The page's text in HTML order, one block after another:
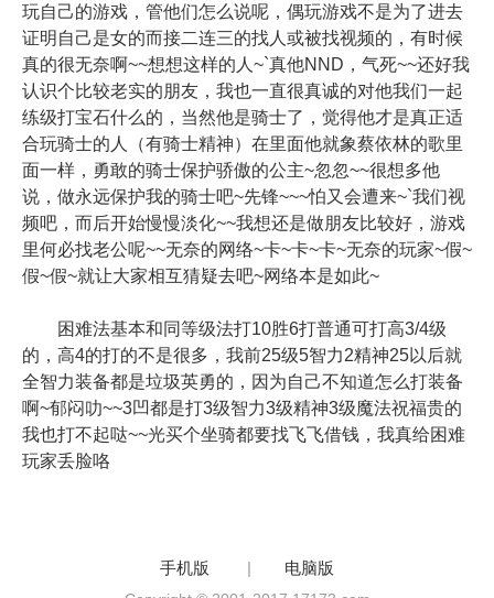
玩自己的游戏，管他们怎么说呢，偶玩游戏不是为了进去
证明自己是女的而接二连三的找人或被找视频的，有时候
真的很无奈啊~~想想这样的人~`真他NND，气死~~还好我
认识个比较老实的朋友，我也一直很真诚的对他我们一起
练级打宝石什么的，当然他是骑士了，觉得他才是真正适
合玩骑士的人（有骑士精神）在里面他就象蔡依林的歌里
面一样，勇敢的骑士保护骄傲的公主~忽忽~~很想多他
说，做永远保护我的骑士吧~先锋~~~怕又会遭来~`我们视
频吧，而后开始慢慢淡化~~我想还是做朋友比较好，游戏
里何必找老公呢~~无奈的网络~卡~卡~卡~无奈的玩家~假~
假~假~就让大家相互猜疑去吧~网络本是如此~
困难法基本和同等级法打10胜6打普通可打高3/4级
的，高4的打的不是很多，我前25级5智力2精神25以后就
全智力装备都是垃圾英勇的，因为自己不知道怎么打装备
啊~郁闷叻~~3凹都是打3级智力3级精神3级魔法祝福贵的
我也打不起哒~~光买个坐骑都要找飞飞借钱，我真给困难
玩家丢脸咯
手机版 | 电脑版